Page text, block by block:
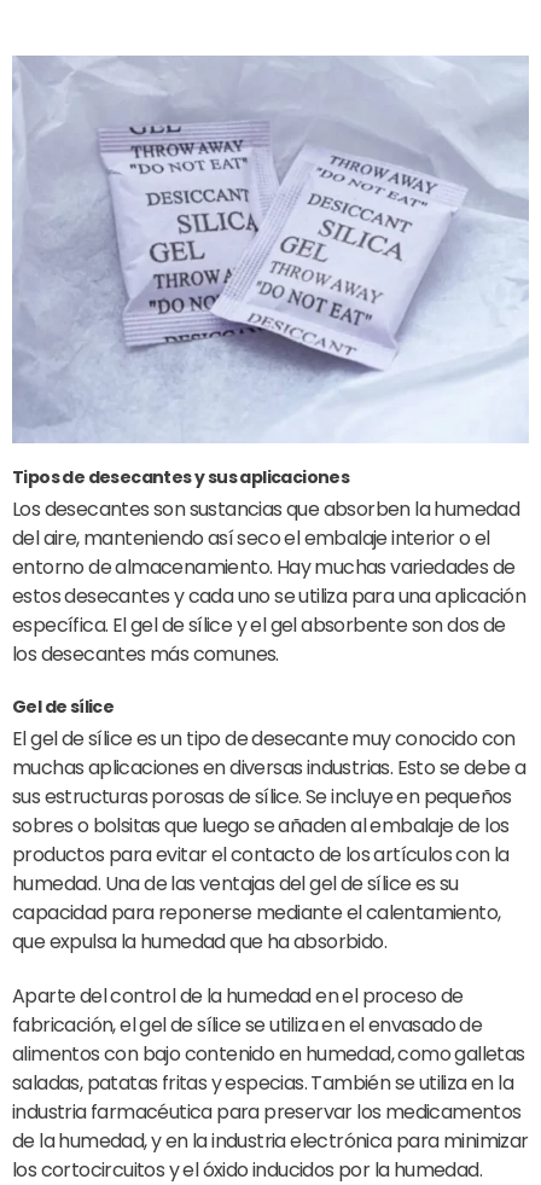
Tipos de desecantes y sus aplicaciones
Los desecantes son sustancias que absorben la humedad
del aire, manteniendo así seco el embalaje interior o el
entorno de almacenamiento. Hay muchas variedades de
estos desecantes y cada uno se utiliza para una aplicación
específica. El gel de sílice y el gel absorbente son dos de
los desecantes más comunes.
Gel de sílice
El gel de sílice es un tipo de desecante muy conocido con
muchas aplicaciones en diversas industrias. Esto se debe a
sus estructuras porosas de sílice. Se incluye en pequeños
sobres o bolsitas que luego se añaden al embalaje de los
productos para evitar el contacto de los artículos con la
humedad. Una de las ventajas del gel de sílice es su
capacidad para reponerse mediante el calentamiento,
que expulsa la humedad que ha absorbido.
Aparte del control de la humedad en el proceso de
fabricación, el gel de sílice se utiliza en el envasado de
alimentos con bajo contenido en humedad, como galletas
saladas, patatas fritas y especias. También se utiliza en la
industria farmacéutica para preservar los medicamentos
de la humedad, y en la industria electrónica para minimizar
los cortocircuitos y el óxido inducidos por la humedad.